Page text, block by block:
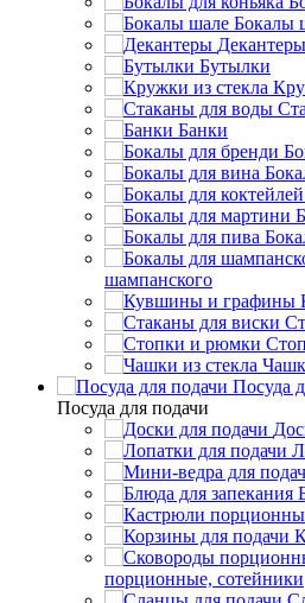
Бокалы
Декантеры
Бутылки
Банки
шампанского
Посуда
Посуда для подачи
порционные, сотейники